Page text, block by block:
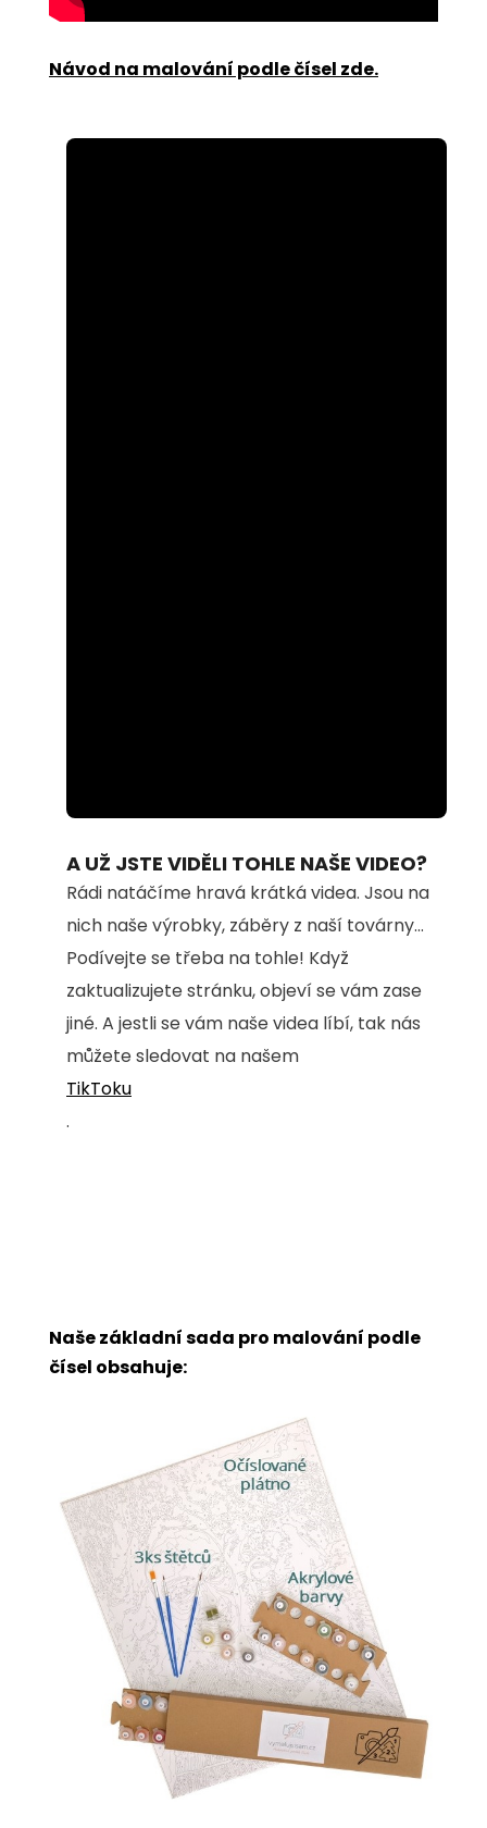
Návod na malování podle čísel zde.
100.00%
A UŽ JSTE VIDĚLI TOHLE NAŠE VIDEO?
Rádi natáčíme hravá krátká videa. Jsou na
nich naše výrobky, záběry z naší továrny...
Podívejte se třeba na tohle! Když
zaktualizujete stránku, objeví se vám zase
jiné. A jestli se vám naše videa líbí, tak nás
můžete sledovat na našem
TikToku
.
Naše základní sada pro malování podle
čísel obsahuje: